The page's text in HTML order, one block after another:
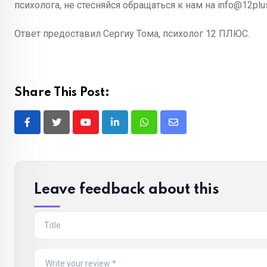
психолога, не стесняйся обращаться к нам на
Ответ предоставил Сергиу Тома, психолог 12 ПЛЮС.
Share This Post:
YoutubeLinkedInWhatsappShare
Email
Leave feedback about this